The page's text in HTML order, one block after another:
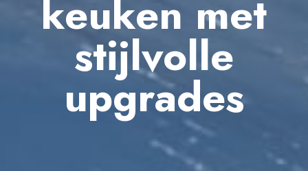
keuken met
stijlvolle
upgrades